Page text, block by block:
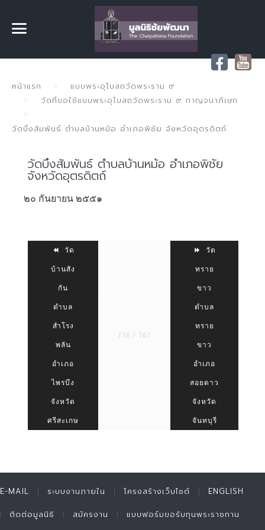
หน้าแรก
แบบพระอุโบสถวัดพระราม ๙
วัดที่ขอใช้แบบพระอุโบสถวัดพระราม ๙ กาญจนาภิเษก
วัดบึงสัมพันธ์ ตำบลบ้านหม้อ อำเภอพิชัย จังหวัดอุตรดิตถ์
วัดบึงสัมพันธ์ ตำบลบ้านหม้อ อำเภอพิชัย
จังหวัดอุตรดิตถ์
๒๐ กันยายน ๒๕๕๑
วัด
บ้านสัง
กัน
ตำบล
สำโรง
พลัน
อำเภอ
ไพรบึง
จังหวัด
ศรีสะเกษ
116 / 161
วัด
ทราย
ขาว
ตำบล
ทราย
ขาว
อำเภอ
สอยดาว
จังหวัด
จันทบุรี
E-MAIL ระบบงานภายใน โครงสร้างเว็บไซต์ ENGLISH
ติดต่อมูลนิธิ สมัครงาน แบบฟอร์มขอรับทุนพระราชทาน